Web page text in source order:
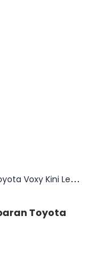
Suzuki Landy 2026 Meluncur, Kembaran Toyota Voxy Kini Lebih Sporty
Toyota